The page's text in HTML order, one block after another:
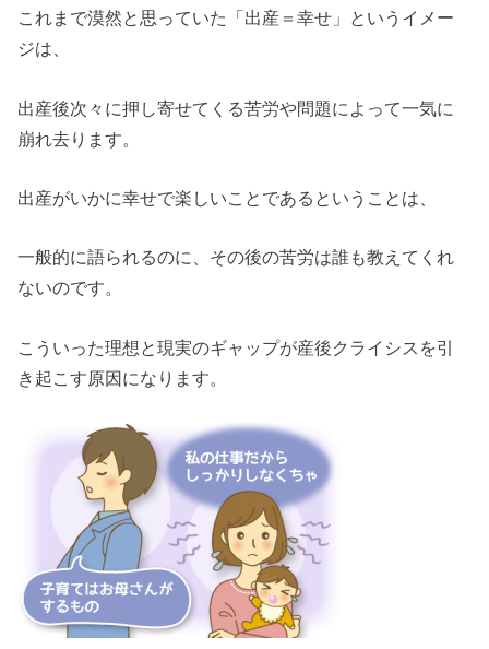
これまで漠然と思っていた「出産＝幸せ」というイメー
ジは、
出産後次々に押し寄せてくる苦労や問題によって一気に
崩れ去ります。
出産がいかに幸せで楽しいことであるということは、
一般的に語られるのに、その後の苦労は誰も教えてくれ
ないのです。
こういった理想と現実のギャップが産後クライシスを引
き起こす原因になります。